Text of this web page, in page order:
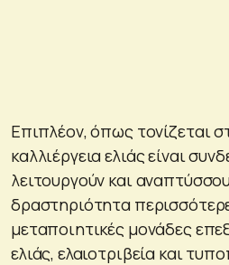
Επιπλέον, όπως τονίζεται
καλλιέργεια ελιάς είναι
λειτουργούν και
δραστηριότητα
μεταποιητικές μονάδες
ελιάς, ελαιοτριβεία και